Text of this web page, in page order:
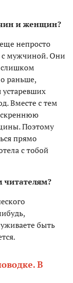
и женщин?
непросто
с мужчиной. Они
слишком
раньше,
Вместе с тем
Поэтому
прямо
с тобой
быть
В